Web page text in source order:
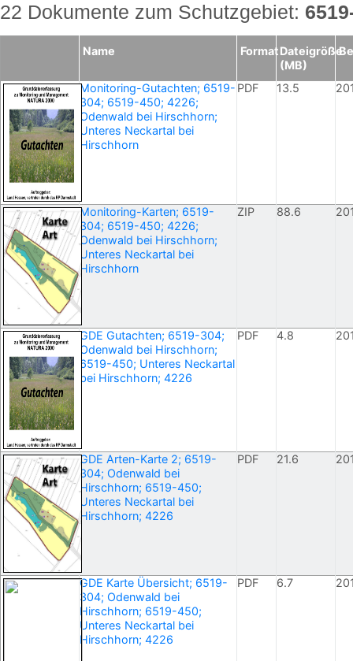
22 Dokumente zum Schutzgebiet:
Name FormatDateigröße
(MB)
Monitoring-Gutachten; 6519-
304; 6519-450; 4226;
Odenwald bei Hirschhorn;
Unteres Neckartal bei
Hirschhorn
PDF 13.5
Monitoring-Karten; 6519-
304; 6519-450; 4226;
Odenwald bei Hirschhorn;
Unteres Neckartal bei
Hirschhorn
ZIP 88.6
GDE Gutachten; 6519-304;
Odenwald bei Hirschhorn;
6519-450; Unteres Neckartal
bei Hirschhorn; 4226
PDF 4.8
GDE Arten-Karte 2; 6519-
304; Odenwald bei
Hirschhorn; 6519-450;
Unteres Neckartal bei
Hirschhorn; 4226
PDF 21.6
GDE Karte Übersicht; 6519-
304; Odenwald bei
Hirschhorn; 6519-450;
Unteres Neckartal bei
Hirschhorn; 4226
PDF 6.7